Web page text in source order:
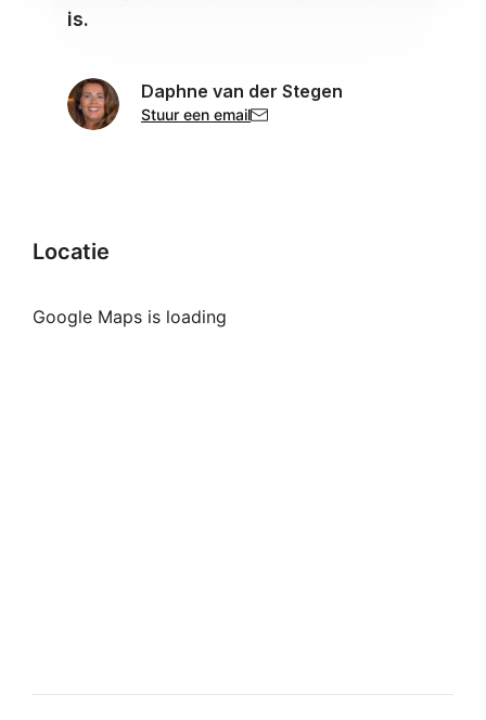
is.
Daphne van der Stegen
Stuur een email
Locatie
Google Maps is loading